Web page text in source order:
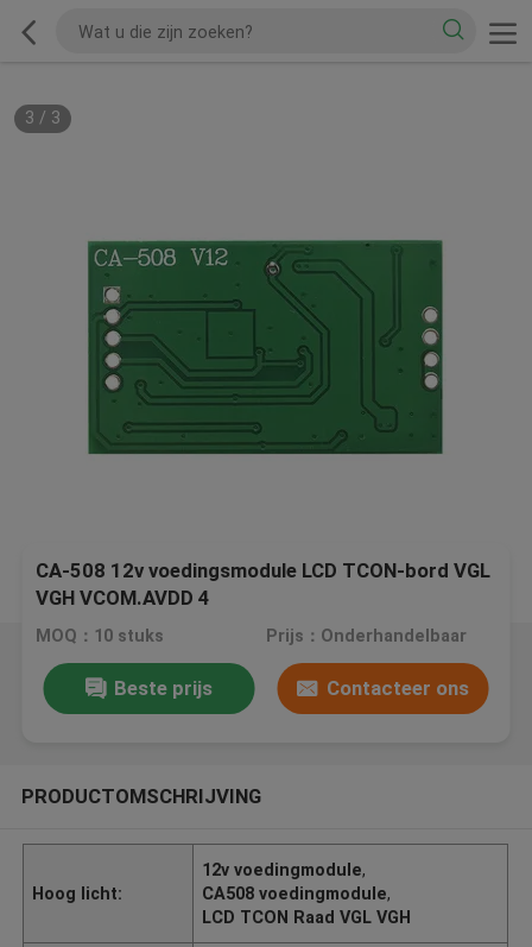
3 / 3
CA-508 12v voedingsmodule LCD TCON-bord VGL
VGH VCOM.AVDD 4
MOQ：10 stuks Prijs：Onderhandelbaar
Beste prijs Contacteer ons
PRODUCTOMSCHRIJVING
Hoog licht:
12v voedingmodule,
CA508 voedingmodule,
LCD TCON Raad VGL VGH